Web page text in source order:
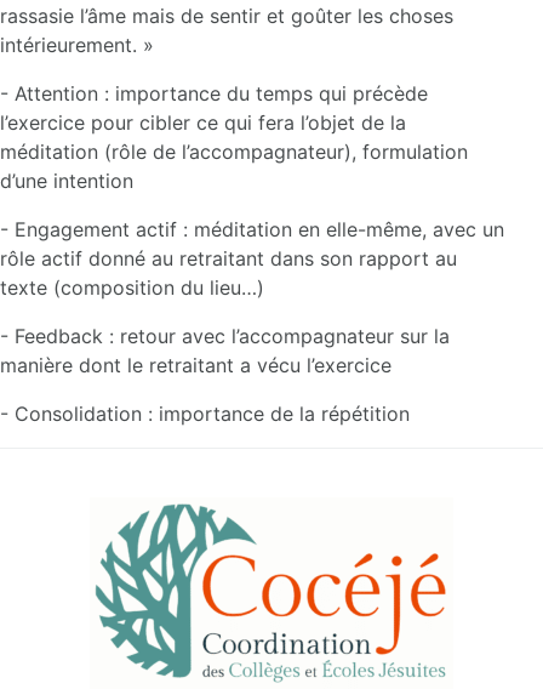
rassasie l’âme mais de sentir et goûter les choses
intérieurement. »
- Attention : importance du temps qui précède
l’exercice pour cibler ce qui fera l’objet de la
méditation (rôle de l’accompagnateur), formulation
d’une intention
- Engagement actif : méditation en elle-même, avec un
rôle actif donné au retraitant dans son rapport au
texte (composition du lieu…)
- Feedback : retour avec l’accompagnateur sur la
manière dont le retraitant a vécu l’exercice
- Consolidation : importance de la répétition